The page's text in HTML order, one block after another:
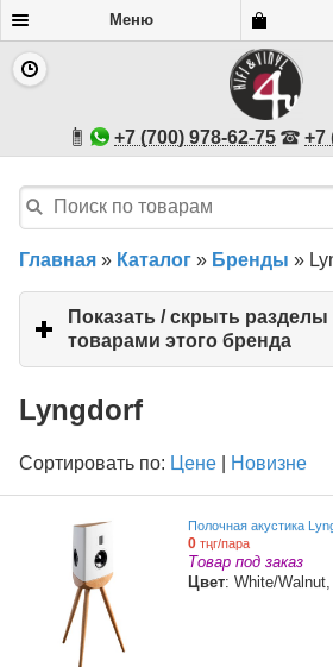
Меню
+7 (700) 978-62-75 +7
Главная » Каталог » Бренды »
Показать / скрыть разделы
товарами этого бренда
to
Lyngdorf
Сортировать по: Цене Новизне
Полочная акустика
0 тңг/пара
Товар под заказ
Цвет: White/